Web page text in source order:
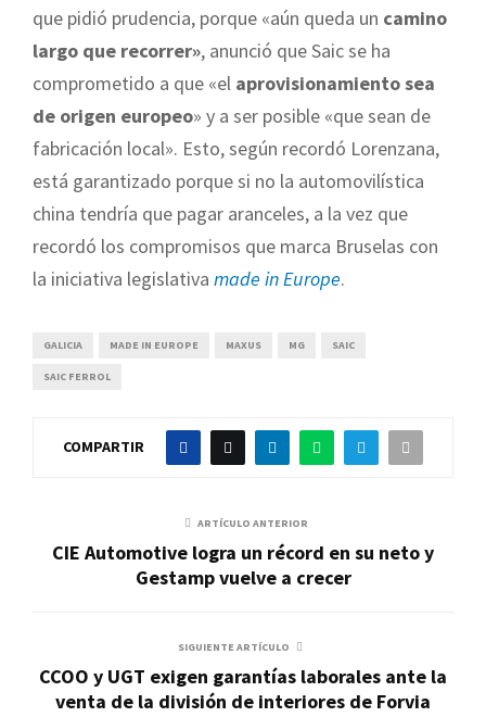
que pidió prudencia, porque «aún queda un camino
largo que recorrer», anunció que Saic se ha
comprometido a que «el aprovisionamiento sea
de origen europeo» y a ser posible «que sean de
fabricación local». Esto, según recordó Lorenzana,
está garantizado porque si no la automovilística
china tendría que pagar aranceles, a la vez que
recordó los compromisos que marca Bruselas con
la iniciativa legislativa made in Europe.
GALICIA MADE IN EUROPE MAXUS MG SAIC
SAIC FERROL
COMPARTIR
ARTÍCULO ANTERIOR
CIE Automotive logra un récord en su neto y
Gestamp vuelve a crecer
SIGUIENTE ARTÍCULO
CCOO y UGT exigen garantías laborales ante la
venta de la división de interiores de Forvia